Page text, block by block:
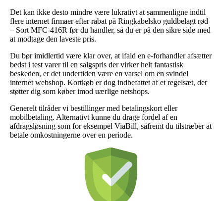
Det kan ikke desto mindre være lukrativt at sammenligne indtil
flere internet firmaer efter rabat på Ringkabelsko guldbelagt rød
– Sort MFC-416R før du handler, så du er på den sikre side med
at modtage den laveste pris.
Du bør imidlertid være klar over, at ifald en e-forhandler afsætter
bedst i test varer til en salgspris der virker helt fantastisk
beskeden, er det undertiden være en varsel om en svindel
internet webshop. Kortkøb er dog indbefattet af et regelsæt, der
støtter dig som køber imod uærlige netshops.
Generelt tilråder vi bestillinger med betalingskort eller
mobilbetaling. Alternativt kunne du drage fordel af en
afdragsløsning som for eksempel ViaBill, såfremt du tilstræber at
betale omkostningerne over en periode.